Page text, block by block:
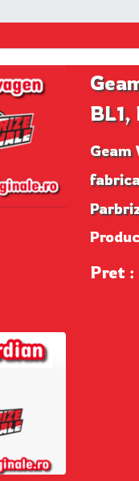
BL1,
Geam
Pret